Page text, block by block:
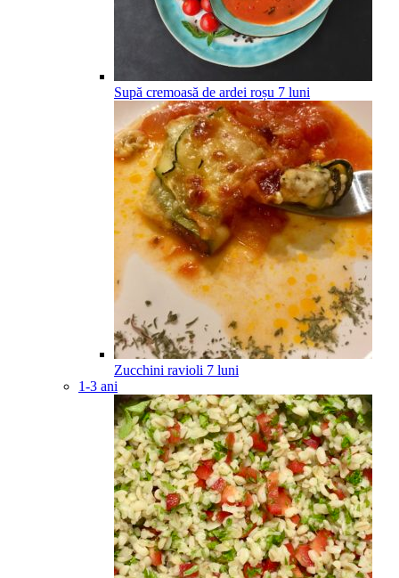
Supă cremoasă de ardei roșu 7 luni
Zucchini ravioli 7 luni
1-3 ani